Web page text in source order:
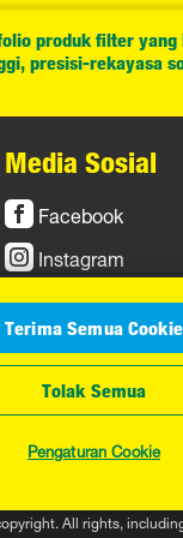
produk filter yang
presisi-rekayasa
Media Sosial
Facebook
Instagram
YouTube
All rights,
Terima Semua Cookie
Tolak Semua
Pengaturan Cookie